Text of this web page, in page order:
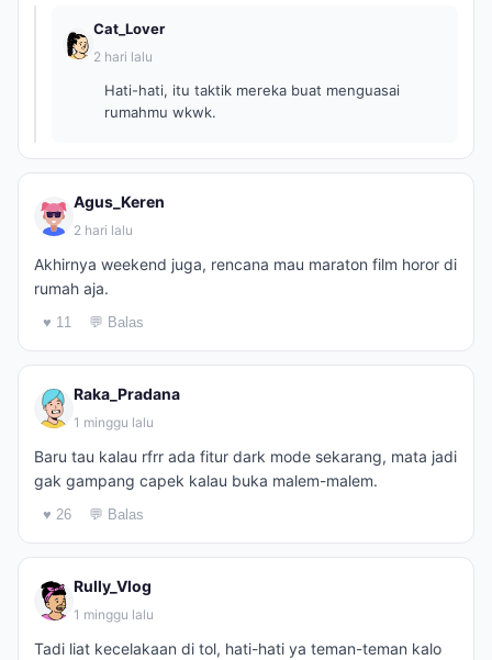
Cat_Lover
2 hari lalu
Hati-hati, itu taktik mereka buat menguasai
rumahmu wkwk.
Agus_Keren
2 hari lalu
Akhirnya weekend juga, rencana mau maraton film horor di
rumah aja.
♥ 11 💬 Balas
Raka_Pradana
1 minggu lalu
Baru tau kalau rfrr ada fitur dark mode sekarang, mata jadi
gak gampang capek kalau buka malem-malem.
♥ 26 💬 Balas
Rully_Vlog
1 minggu lalu
Tadi liat kecelakaan di tol, hati-hati ya teman-teman kalo